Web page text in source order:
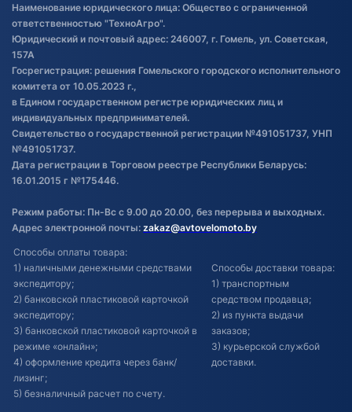
Обработка файлов cookie
Постановка транспорта на учет
Обновления в ЭПТС 2024
Наименование юридического лица: Общество с ограниченной
ответственностью "ТехноАгро".
Юридический и почтовый адрес: 246007, г. Гомель, ул. Советская,
157А
Госрегистрация: решения Гомельского городского исполнительного
комитета от 10.05.2023 г.,
в Едином государственном регистре юридических лиц и
индивидуальных предпринимателей.
Свидетельство о государственной регистрации №491051737, УНП
№491051737.
Дата регистрации в Торговом реестре Республики Беларусь:
16.01.2015 г №175446.
Режим работы: Пн-Вс с 9.00 до 20.00, без перерыва и выходных.
Адрес электронной почты: zakaz@avtovelomoto.by
Способы оплаты товара:
1) наличными денежными средствами
экспедитору;
2) банковской пластиковой карточкой
экспедитору;
3) банковской пластиковой карточкой в
режиме «онлайн»;
4) оформление кредита через банк/
лизинг;
5) безналичный расчет по счету.
Способы доставки товара:
1) транспортным
средством продавца;
2) из пункта выдачи
заказов;
3) курьерской службой
доставки.